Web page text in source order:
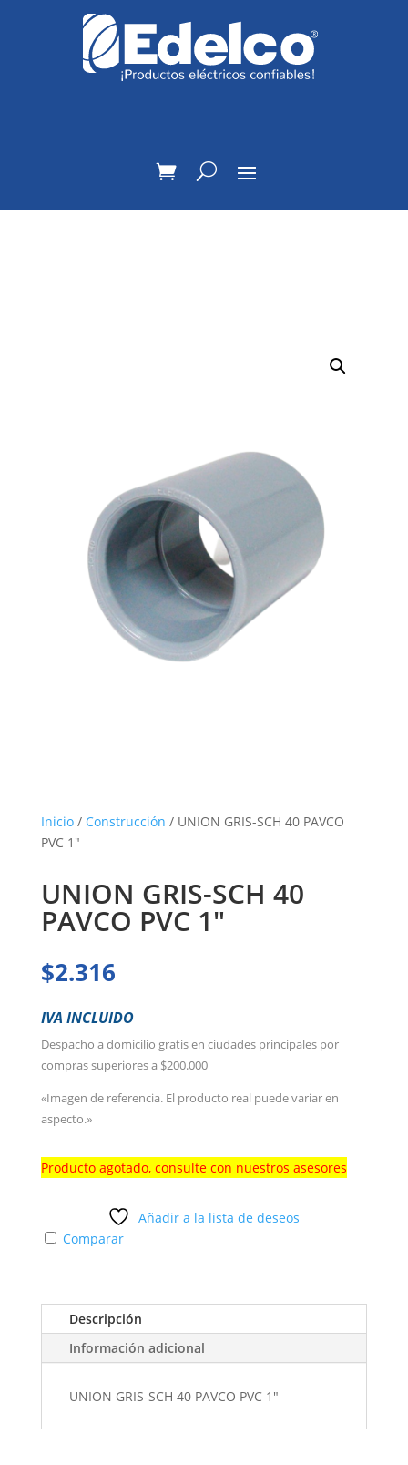
Inicio/ Construcción / UNION GRIS-SCH 40 PAVCO
PVC 1″
UNION GRIS-SCH 40
PAVCO PVC 1″
$2.316
IVA INCLUIDO
Despacho a domicilio gratis en ciudades principales por
compras superiores a $200.000
«Imagen de referencia. El producto real puede variar en
aspecto.»
Producto agotado, consulte con nuestros asesores
Añadir a la lista de deseos
Comparar
Descripción
Información adicional
UNION GRIS-SCH 40 PAVCO PVC 1"